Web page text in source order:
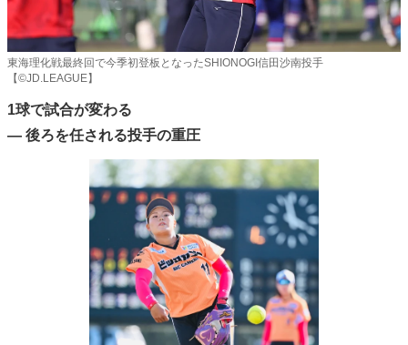
東海理化戦最終回で今季初登板となったSHIONOGI信田沙南投手
【©️JD.LEAGUE】
1球で試合が変わる
— 後ろを任される投手の重圧